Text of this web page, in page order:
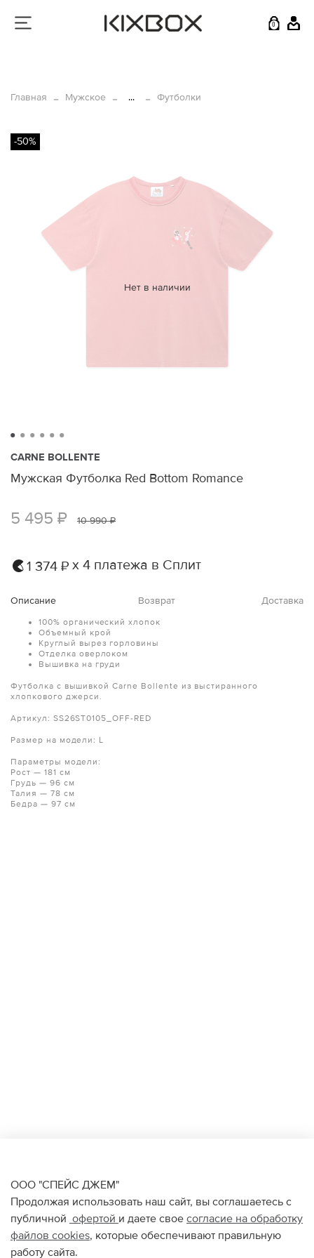
0
Главная Мужское ... Футболки
Нет в наличии
-50%
CARNE BOLLENTE
Мужская Футболка Red Bottom Romance
5 495 ₽ 10 990 ₽
1 374 ₽ х 4 платежа в Сплит
Описание Возврат Доставка
100% органический хлопок
Объемный крой
Круглый вырез горловины
Отделка оверлоком
Вышивка на груди
Футболка с вышивкой Carne Bollente из выстиранного
хлопкового джерси.
Артикул: SS26ST0105_OFF-RED
Размер на модели: L
Параметры модели:
Рост — 181 см
Грудь — 96 см
Талия — 78 см
Бедра — 97 см
ООО "СПЕЙС ДЖЕМ"
Продолжая использовать наш сайт, вы соглашаетесь с
публичной офертой и даете свое согласие на обработку
файлов cookies, которые обеспечивают правильную
работу сайта.